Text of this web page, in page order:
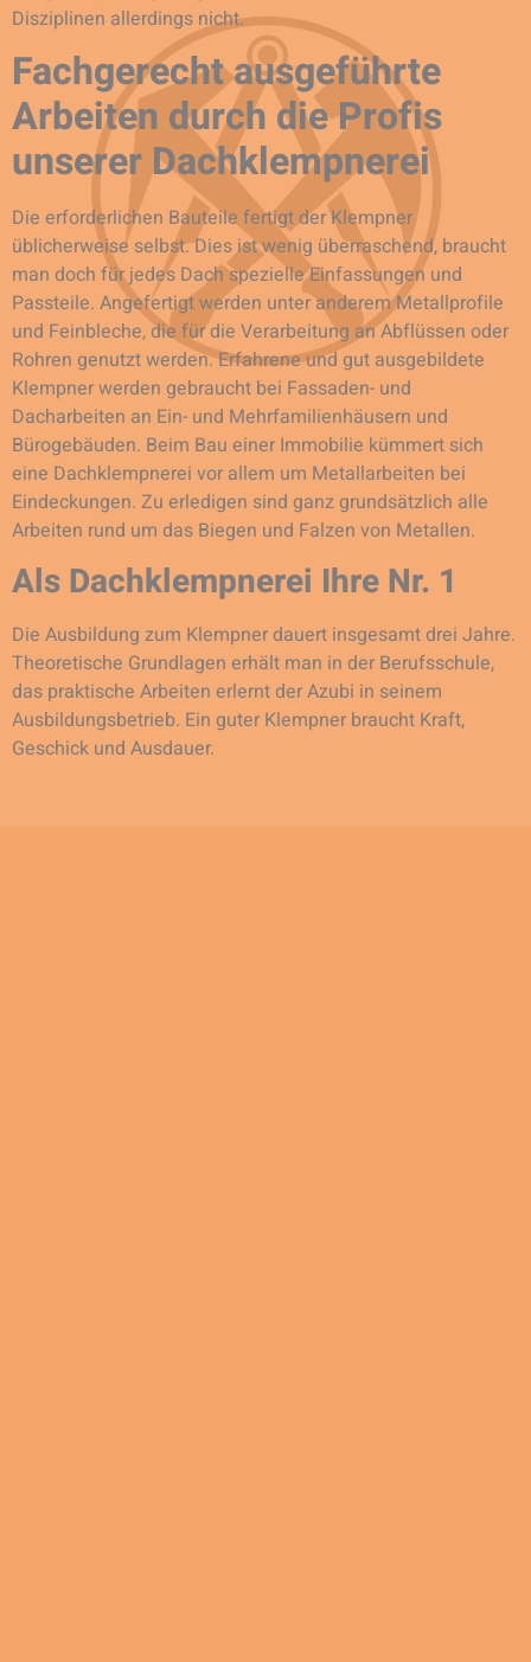
Disziplinen allerdings nicht.
Fachgerecht ausgeführte
Arbeiten durch die Profis
unserer Dachklempnerei
Die erforderlichen Bauteile fertigt der Klempner
üblicherweise selbst. Dies ist wenig überraschend, braucht
man doch für jedes Dach spezielle Einfassungen und
Passteile. Angefertigt werden unter anderem Metallprofile
und Feinbleche, die für die Verarbeitung an Abflüssen oder
Rohren genutzt werden. Erfahrene und gut ausgebildete
Klempner werden gebraucht bei Fassaden- und
Dacharbeiten an Ein- und Mehrfamilienhäusern und
Bürogebäuden. Beim Bau einer Immobilie kümmert sich
eine Dachklempnerei vor allem um Metallarbeiten bei
Eindeckungen. Zu erledigen sind ganz grundsätzlich alle
Arbeiten rund um das Biegen und Falzen von Metallen.
Als Dachklempnerei Ihre Nr. 1
Die Ausbildung zum Klempner dauert insgesamt drei Jahre.
Theoretische Grundlagen erhält man in der Berufsschule,
das praktische Arbeiten erlernt der Azubi in seinem
Ausbildungsbetrieb. Ein guter Klempner braucht Kraft,
Geschick und Ausdauer.